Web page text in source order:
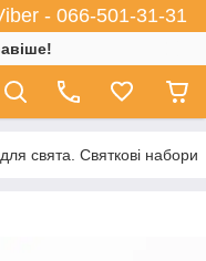
- 066-501-31-31
свята. Святкові набори